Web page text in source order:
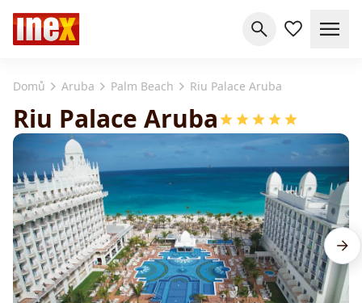
Domů Aruba Palm Beach Riu Palace Aruba
Riu Palace Aruba